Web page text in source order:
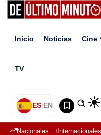
Inicio Noticias Cine
TV
ES|EN
Nacionales Internacionales